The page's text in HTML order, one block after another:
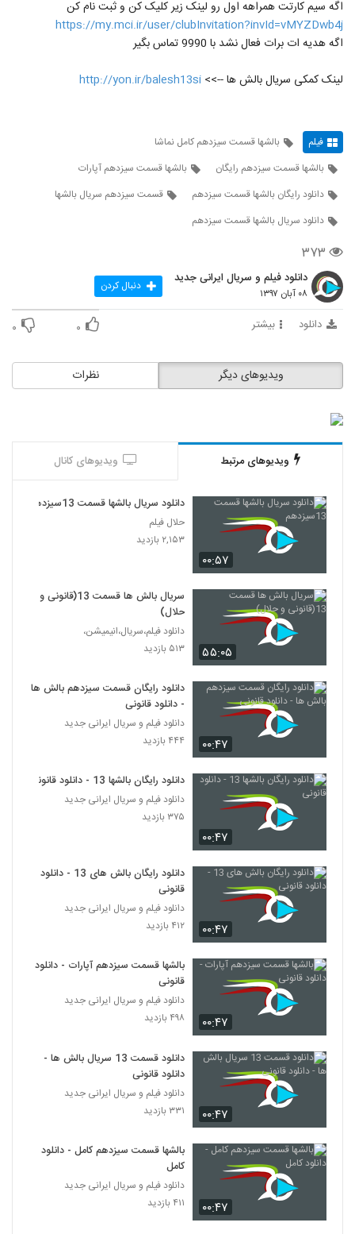
اگه سیم کارتت همراهه اول رو لینک زیر کلیک کن و ثبت نام کن
https://my.mci.ir/user/clubInvitation?invId=vMYZDwb4j
اگه هدیه ات برات فعال نشد با 9990 تماس بگیر
لینک کمکی سریال بالش ها -->> http://yon.ir/balesh13si
فیلم
بالشها قسمت سیزدهم کامل نماشا
بالشها قسمت سیزدهم رایگان
بالشها قسمت سیزدهم آپارات
دانلود رایگان بالشها قسمت سیزدهم
قسمت سیزدهم سریال بالشها
دانلود سریال بالشها قسمت سیزدهم
۳۷۳
دانلود فیلم و سریال ایرانی جدید
۰۸ آبان ۱۳۹۷ دنبال کردن
دانلود بیشتر ۰ ۰
نظرات ویدیوهای دیگر
ویدیوهای مرتبط ویدیوهای کانال
۰۰:۵۷
دانلود سریال بالشها قسمت 13سیزدهم
حلال فیلم
۲,۱۵۳ بازدید
۵۵:۰۵
سریال بالش ها قسمت 13(قانونی و
حلال)
دانلود فیلم،سریال،انیمیشن،
۵۱۳ بازدید
۰۰:۴۷
دانلود رایگان قسمت سیزدهم بالش ها
- دانلود قانونی
دانلود فیلم و سریال ایرانی جدید
۴۴۴ بازدید
۰۰:۴۷
دانلود رایگان بالشها 13 - دانلود قانونی
دانلود فیلم و سریال ایرانی جدید
۳۷۵ بازدید
۰۰:۴۷
دانلود رایگان بالش های 13 - دانلود
قانونی
دانلود فیلم و سریال ایرانی جدید
۴۱۲ بازدید
۰۰:۴۷
بالشها قسمت سیزدهم آپارات - دانلود
قانونی
دانلود فیلم و سریال ایرانی جدید
۴۹۸ بازدید
۰۰:۴۷
دانلود قسمت 13 سریال بالش ها -
دانلود قانونی
دانلود فیلم و سریال ایرانی جدید
۳۳۱ بازدید
۰۰:۴۷
بالشها قسمت سیزدهم کامل - دانلود
کامل
دانلود فیلم و سریال ایرانی جدید
۴۱۱ بازدید